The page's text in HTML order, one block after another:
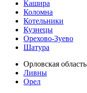
Кашира
Коломна
Котельники
Кузнецы
Орехово-Зуево
Шатура
Орловская область
Ливны
Орел